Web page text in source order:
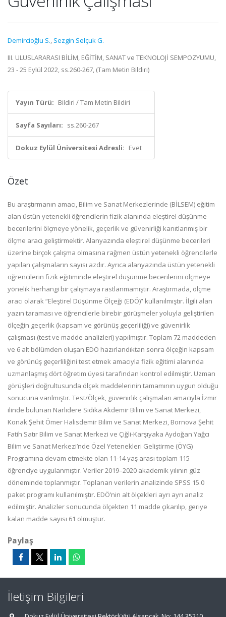
Demircioğlu S., Sezgin Selçuk G.
III. ULUSLARARASI BİLİM, EĞİTİM, SANAT ve TEKNOLOJİ SEMPOZYUMU,
23 - 25 Eylül 2022, ss.260-267, (Tam Metin Bildiri)
Yayın Türü: Bildiri / Tam Metin Bildiri
Sayfa Sayıları: ss.260-267
Dokuz Eylül Üniversitesi Adresli: Evet
Özet
Bu araştırmanın amacı, Bilim ve Sanat Merkezlerinde (BİLSEM) eğitim
alan üstün yetenekli öğrencilerin fizik alanında eleştirel düşünme
becerilerini ölçmeye yönelik, geçerlik ve güvenirliği kanıtlanmış bir
ölçme aracı geliştirmektir. Alanyazında eleştirel düşünme becerileri
üzerine birçok çalışma olmasına rağmen üstün yetenekli öğrencilerle
yapılan çalışmaların sayısı azdır. Ayrıca alanyazında üstün yetenekli
öğrencilerin fizik eğitiminde eleştirel düşünme becerilerini ölçmeye
yönelik herhangi bir çalışmaya rastlanmamıştır. Araştırmada, ölçme
aracı olarak “Eleştirel Düşünme Ölçeği (EDÖ)” kullanılmıştır. İlgili alan
yazın taraması ve öğrencilerle birebir görüşmeler yoluyla geliştirilen
ölçeğin geçerlik (kapsam ve görünüş geçerliliği) ve güvenirlik
çalışması (test ve madde analizleri) yapılmıştır. Toplam 72 maddeden
ve 6 alt bölümden oluşan EDÖ hazırlandıktan sonra ölçeğin kapsam
ve görünüş geçerliliğini test etmek amacıyla fizik eğitimi alanında
uzmanlaşmış dört öğretim üyesi tarafından kontrol edilmiştir. Uzman
görüşleri doğrultusunda ölçek maddelerinin tamamının uygun olduğu
sonucuna varılmıştır. Test/Ölçek, güvenirlik çalışmaları amacıyla İzmir
ilinde bulunan Narlıdere Sıdıka Akdemir Bilim ve Sanat Merkezi,
Konak Şehit Ömer Halisdemir Bilim ve Sanat Merkezi, Bornova Şehit
Fatih Satır Bilim ve Sanat Merkezi ve Çiğli-Karşıyaka Aydoğan Yağcı
Bilim ve Sanat Merkezi’nde Özel Yetenekleri Geliştirme (ÖYG)
Programına devam etmekte olan 11-14 yaş arası toplam 115
öğrenciye uygulanmıştır. Veriler 2019–2020 akademik yılının güz
döneminde toplanmıştır. Toplanan verilerin analizinde SPSS 15.0
paket programı kullanılmıştır. EDÖ’nin alt ölçekleri ayrı ayrı analiz
edilmiştir. Analizler sonucunda ölçekten 11 madde çıkarılıp, geriye
kalan madde sayısı 61 olmuştur.
Paylaş
İletişim Bilgileri